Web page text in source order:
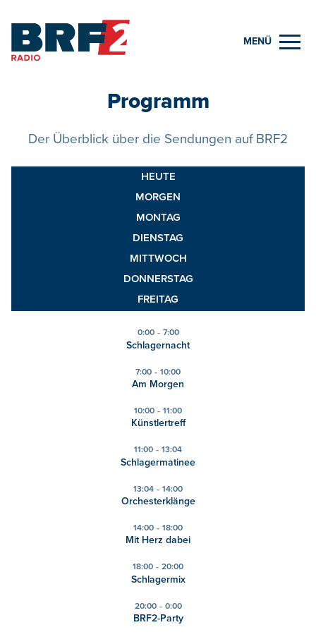
MENÜ
Programm
Der Überblick über die Sendungen auf BRF2
HEUTE
MORGEN
MONTAG
DIENSTAG
MITTWOCH
DONNERSTAG
FREITAG
0:00 - 7:00
Schlagernacht
7:00 - 10:00
Am Morgen
10:00 - 11:00
Künstlertreff
11:00 - 13:04
Schlagermatinee
13:04 - 14:00
Orchesterklänge
14:00 - 18:00
Mit Herz dabei
18:00 - 20:00
Schlagermix
20:00 - 0:00
BRF2-Party